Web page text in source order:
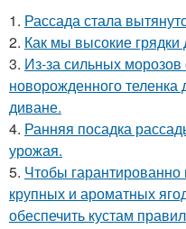
1. Рассада стала
2. Как мы высокие грядки
3. Из-за сильных
новорожденного
диване.
4. Ранняя посадка
урожая.
5. Чтобы
крупных и ароматных
обеспечить кустам